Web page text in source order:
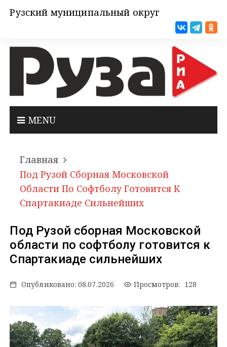
Рузский муниципальный округ
MENU
Главная
Под Рузой Сборная Московской
Области По Софтболу Готовится К
Спартакиаде Сильнейших
Под Рузой сборная Московской
области по софтболу готовится к
Спартакиаде сильнейших
Опубликовано: 08.07.2026 Просмотров: 128